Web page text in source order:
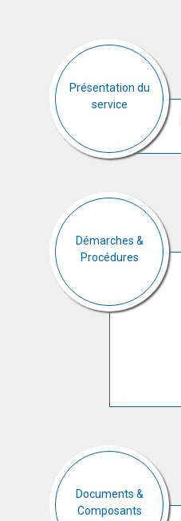
Présentation du
service
Démarches &
Procédures
Documents &
Composants